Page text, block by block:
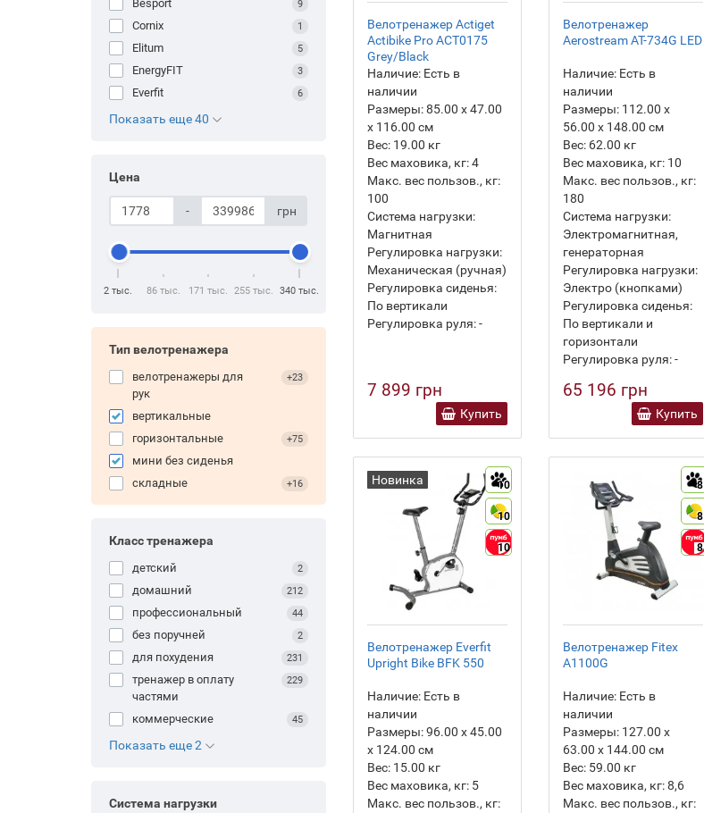
Besport 9
Cornix 1
Elitum 5
EnergyFIT 3
Everfit 6
Показать еще 40
Цена
- грн
2 тыс. 86 тыс. 171 тыс. 255 тыс. 340 тыс.
Тип велотренажера
велотренажеры для
рук
+23
вертикальные
горизонтальные
+75
мини без сиденья
складные
+16
Класс тренажера
детский 2
домашний 212
профессиональный 44
без поручней 2
для похудения 231
тренажер в оплату
частями
229
коммерческие 45
Показать еще 2
Система нагрузки
Велотренажер Actiget
Actibike Pro ACT0175
Grey/Black
Наличие:Есть в
наличии
Размеры:85.00 х 47.00
х 116.00 см
Вес: 19.00 кг
Вес маховика, кг:4
Макс. вес пользов., кг:
100
Система нагрузки:
Магнитная
Регулировка нагрузки:
Механическая (ручная)
Регулировка сиденья:
По вертикали
Регулировка руля:-
7 899 грн
Купить
Велотренажер
Aerostream AT-734G LED
Наличие:Есть в
наличии
Размеры:112.00 х
56.00 х 148.00 см
Вес: 62.00 кг
Вес маховика, кг:10
Макс. вес пользов., кг:
180
Система нагрузки:
Электромагнитная,
генераторная
Регулировка нагрузки:
Электро (кнопками)
Регулировка сиденья:
По вертикали и
горизонтали
Регулировка руля:-
65 196 грн
Купить
10
10
10
Новинка
Велотренажер Everfit
Upright Bike BFK 550
Наличие:Есть в
наличии
Размеры:96.00 х 45.00
х 124.00 см
Вес: 15.00 кг
Вес маховика, кг:5
Макс. вес пользов., кг:
8
8
8
Велотренажер Fitex
A1100G
Наличие:Есть в
наличии
Размеры:127.00 х
63.00 х 144.00 см
Вес: 59.00 кг
Вес маховика, кг:8,6
Макс. вес пользов., кг: